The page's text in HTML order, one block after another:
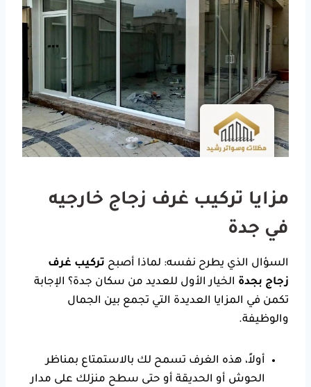
مزايا تركيب غرف زجاج خارجيه
في جدة
السؤال الذي يطرح نفسه: لماذا أصبح تركيب غرف
زجاج بجدة الخيار الأول للعديد من سكان جدة؟ الإجابة
تكمن في المزايا العديدة التي تجمع بين الجمال
والوظيفة.
أولاً، هذه الغرف تسمح لك بالاستمتاع بمناظر
الحوش أو الحديقة أو حتى سطح منزلك على مدار